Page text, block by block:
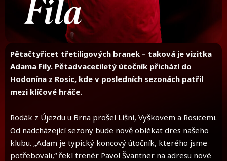
Pětačtyřicet třetiligových branek – taková je vizitka
Adama Fily. Pětadvacetiletý útočník přichází do
Hodonína z Rosic, kde v posledních sezonách patřil
mezi klíčové hráče.
Rodák z Újezdu u Brna prošel Líšní, Vyškovem a Rosicemi.
Od nadcházející sezony bude nově oblékat dres našeho
klubu. „Adam je typický koncový útočník, kterého jsme
potřebovali,“ řekl trenér Pavol Švantner na adresu nové